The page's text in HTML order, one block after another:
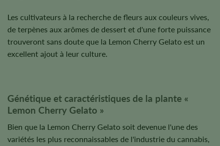
Les cultivateurs à la recherche de fleurs aux couleurs vives,
de terpènes aux arômes de dessert et d'une forte puissance
trouveront sans doute que la Lemon Cherry Gelato est un
excellent ajout à leur culture.
Génétique et caractéristiques de la plante «
Lemon Cherry Gelato »
Bien que la Lemon Cherry Gelato soit devenue l'une des
variétés les plus reconnaissables de l'industrie du cannabis,